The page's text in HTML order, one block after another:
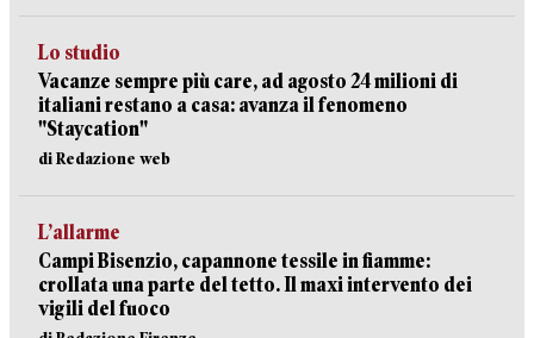
Lo studio
Vacanze sempre più care, ad agosto 24 milioni di
italiani restano a casa: avanza il fenomeno
"Staycation"
di Redazione web
L’allarme
Campi Bisenzio, capannone tessile in fiamme:
crollata una parte del tetto. Il maxi intervento dei
vigili del fuoco